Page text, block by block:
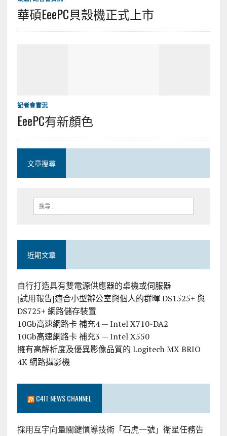
華碩EeePC貝殼機正式上市
記者會實況
EeePC有新顏色
文章搜尋
近期文章
自行打造具有雙電源供應器的桌機或伺服器
[試用報告]適合小型辦公室與個人的群暉 DS1525+ 與
DS725+ 網路儲存裝置
10Gb高速網路卡 補充4 — Intel X710-DA2
10Gb高速網路卡 補充3 — Intel X550
擁有高解析度及優異影像品質的 Logitech MX BRIO
4K 網路攝影機
C4IT NEWS CHANNEL
採用互宇向量關鍵慣導技術「石虎一號」衛星任務告